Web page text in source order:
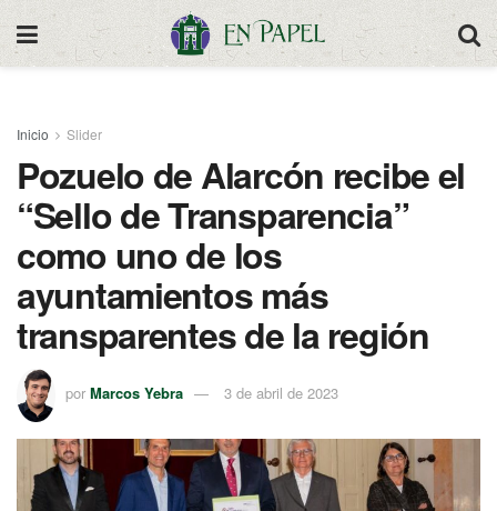
Inicio Slider
Pozuelo de Alarcón recibe el
“Sello de Transparencia”
como uno de los
ayuntamientos más
transparentes de la región
por Marcos Yebra 3 de abril de 2023